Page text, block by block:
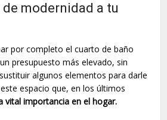
de modernidad a tu
por completo el cuarto de baño
presupuesto más elevado, sin
algunos elementos para darle
espacio que, en los últimos
vital importancia en el hogar.